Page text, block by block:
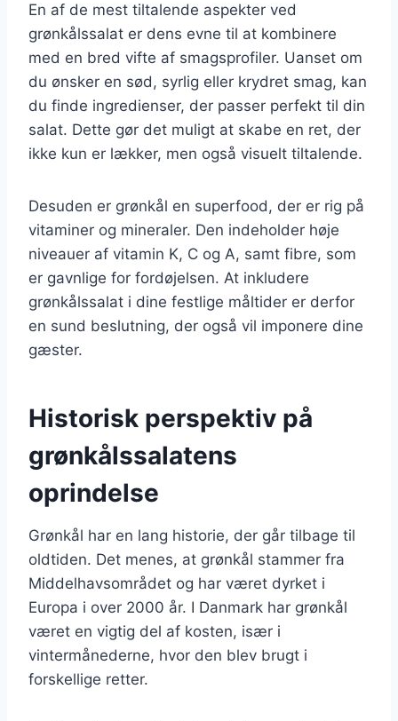
En af de mest tiltalende aspekter ved
grønkålssalat er dens evne til at kombinere
med en bred vifte af smagsprofiler. Uanset om
du ønsker en sød, syrlig eller krydret smag, kan
du finde ingredienser, der passer perfekt til din
salat. Dette gør det muligt at skabe en ret, der
ikke kun er lækker, men også visuelt tiltalende.
Desuden er grønkål en superfood, der er rig på
vitaminer og mineraler. Den indeholder høje
niveauer af vitamin K, C og A, samt fibre, som
er gavnlige for fordøjelsen. At inkludere
grønkålssalat i dine festlige måltider er derfor
en sund beslutning, der også vil imponere dine
gæster.
Historisk perspektiv på
grønkålssalatens
oprindelse
Grønkål har en lang historie, der går tilbage til
oldtiden. Det menes, at grønkål stammer fra
Middelhavsområdet og har været dyrket i
Europa i over 2000 år. I Danmark har grønkål
været en vigtig del af kosten, især i
vintermånederne, hvor den blev brugt i
forskellige retter.